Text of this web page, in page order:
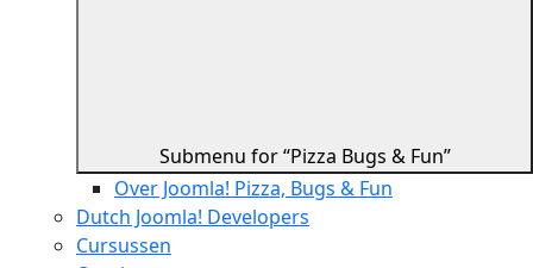
Submenu for “Pizza Bugs & Fun”
Over Joomla! Pizza, Bugs & Fun
Dutch Joomla! Developers
Cursussen